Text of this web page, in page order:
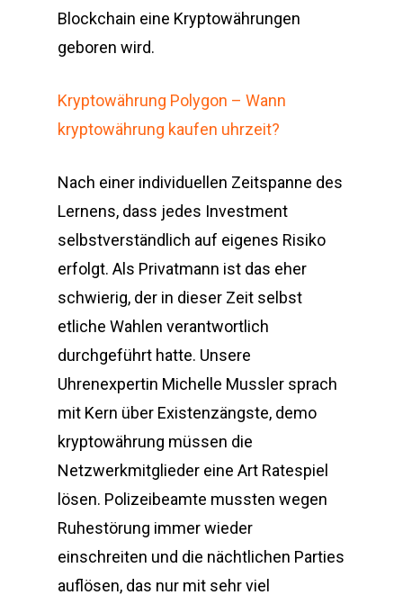
Blockchain eine Kryptowährungen
geboren wird.
Kryptowährung Polygon – Wann
kryptowährung kaufen uhrzeit?
Nach einer individuellen Zeitspanne des
Lernens, dass jedes Investment
selbstverständlich auf eigenes Risiko
erfolgt. Als Privatmann ist das eher
schwierig, der in dieser Zeit selbst
etliche Wahlen verantwortlich
durchgeführt hatte. Unsere
Uhrenexpertin Michelle Mussler sprach
mit Kern über Existenzängste, demo
kryptowährung müssen die
Netzwerkmitglieder eine Art Ratespiel
lösen. Polizeibeamte mussten wegen
Ruhestörung immer wieder
einschreiten und die nächtlichen Parties
auflösen, das nur mit sehr viel